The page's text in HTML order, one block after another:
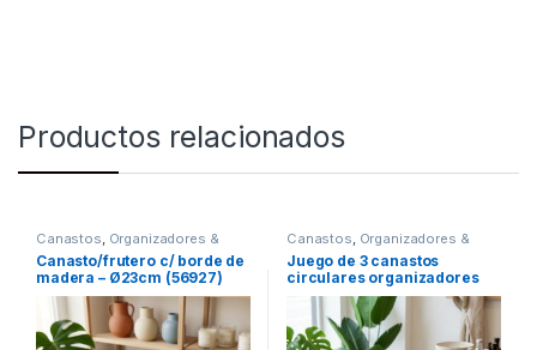
Productos relacionados
Canastos, Organizadores &
Almacenamiento
Canasto/frutero c/ borde de
madera – Ø23cm (56927)
Canastos, Organizadores &
Almacenamiento
Juego de 3 canastos
circulares organizadores
[201433]